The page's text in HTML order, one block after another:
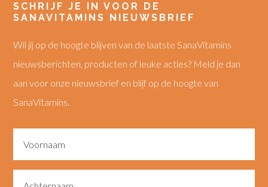
SCHRIJF JE IN VOOR DE
SANAVITAMINS NIEUWSBRIEF
Wil jij op de hoogte blijven van de laatste SanaVitamins
nieuwsberichten, producten of leuke acties? Meld je dan
aan voor onze nieuwsbrief en blijf op de hoogte van
SanaVitamins.